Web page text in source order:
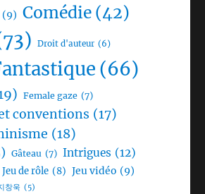
(9) Comédie (42)
Droit d'auteur (6)
(66)
Female gaze (7)
conventions (17)
(18)
Gâteau (7) Intrigues (12)
Jeu de rôle (8) Jeu vidéo (9)
창욱 (5)